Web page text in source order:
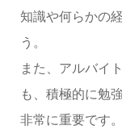
知識や何らかの
う。
また、アルバイ
も、積極的に勉
非常に重要です。